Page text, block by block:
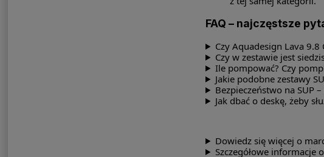
FAQ – najczęstsze
Czy Aquadesign Lava
Czy w zestawie jest
Ile pompować? Czy
Jakie podobne zestawy
Bezpieczeństwo na SUP
Jak dbać o deskę, żeby
Dowiedz się więcej o
Szczegółowe informacje